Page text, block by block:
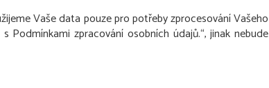
Vaše data pouze pro potřeby zprocesování Vašeho
zpracování osobních údajů.“, jinak nebude